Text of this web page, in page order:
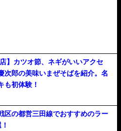
店】カツオ節、ネギがいいアクセ
次郎の美味いまぜそばを紹介。名
も初体験！
区の都営三田線でおすすめのラー